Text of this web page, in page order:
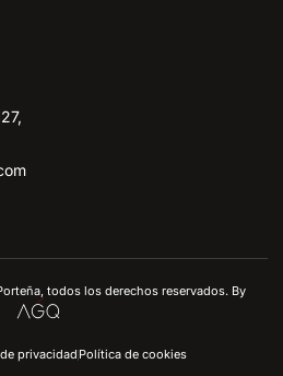
todos los derechos reservados. By
privacidadPolítica de cookies